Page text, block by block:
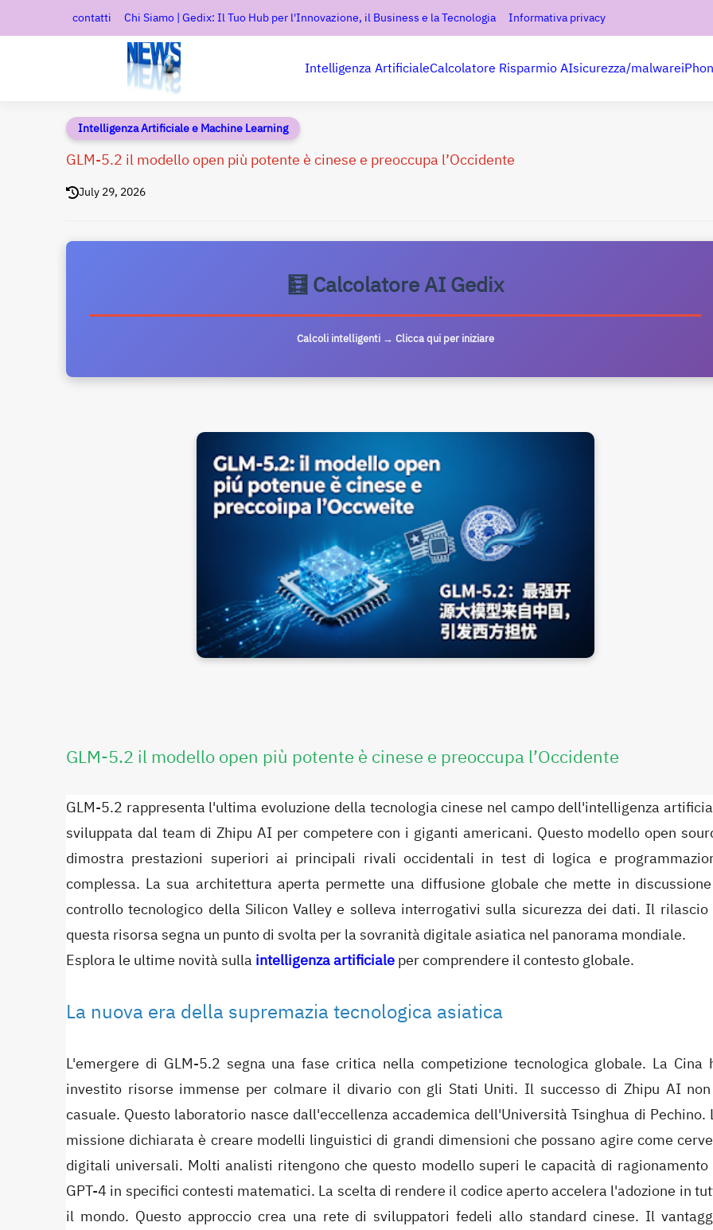
contatti Chi Siamo | Gedix: Il Tuo Hub per l'Innovazione, il Business e la Tecnologia Informativa privacy
Intelligenza ArtificialeCalcolatore Risparmio AIsicurezza/malware
Intelligenza Artificiale e Machine Learning
GLM-5.2 il modello open più potente è cinese e preoccupa l’Occidente
July 29, 2026
🧮 Calcolatore AI Gedix
Calcoli intelligenti → Clicca qui per iniziare
GLM-5.2 il modello open più potente è cinese e preoccupa l’Occidente
GLM-5.2 rappresenta l'ultima evoluzione della tecnologia cinese nel campo dell'intelligenza
sviluppata dal team di Zhipu AI per competere con i giganti americani. Questo modello open
dimostra prestazioni superiori ai principali rivali occidentali in test di logica e
complessa. La sua architettura aperta permette una diffusione globale che mette in
controllo tecnologico della Silicon Valley e solleva interrogativi sulla sicurezza dei dati. Il rilascio
questa risorsa segna un punto di svolta per la sovranità digitale asiatica nel panorama mondiale.
Esplora le ultime novità sulla intelligenza artificialeper comprendere il contesto globale.
La nuova era della supremazia tecnologica asiatica
L'emergere di GLM-5.2 segna una fase critica nella competizione tecnologica globale. La Cina
investito risorse immense per colmare il divario con gli Stati Uniti. Il successo di Zhipu AI
casuale. Questo laboratorio nasce dall'eccellenza accademica dell'Università Tsinghua di Pechino.
missione dichiarata è creare modelli linguistici di grandi dimensioni che possano agire come
digitali universali. Molti analisti ritengono che questo modello superi le capacità di ragionamento
GPT-4 in specifici contesti matematici. La scelta di rendere il codice aperto accelera l'adozione in
il mondo. Questo approccio crea una rete di sviluppatori fedeli allo standard cinese. Il